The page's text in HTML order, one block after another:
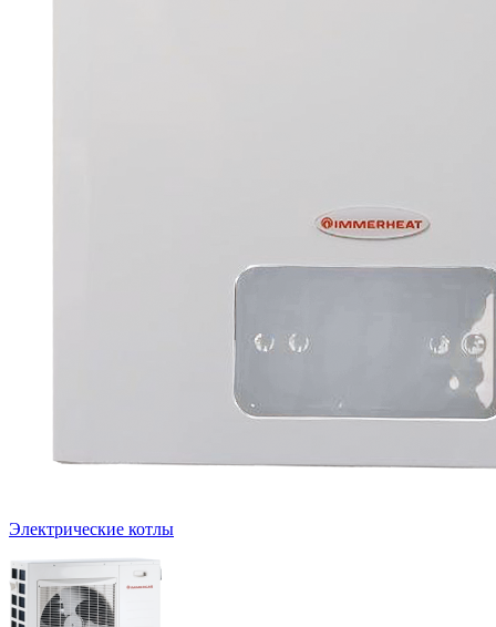
Электрические котлы